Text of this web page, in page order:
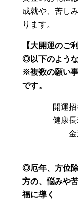
成就や、苦し
ります。
【大開運のご
◎以下のよう
※複数の願い
です。
開運
健康
◎厄年、方位
方の、悩みや
福に導く